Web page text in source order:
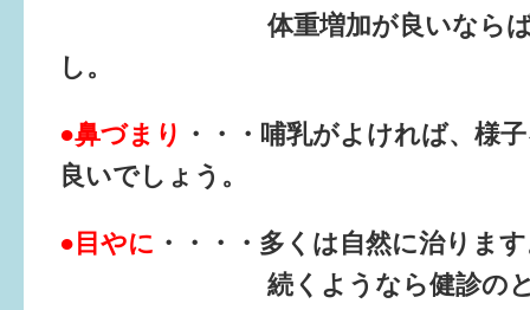
体重増加が良いなら
し。
●鼻づまり ・・・哺乳がよければ、様
良いでしょう。
●目やに ・・・・多くは自然に治りま
続くようなら健診のとき
1歳〜3歳
就学後〜